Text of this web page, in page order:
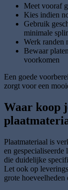
Meet vooraf
Kies indien
Gebruik
minimale
Werk randen
Bewaar
voorkomen
Een goede
zorgt voor een
Waar koop
Plaatmateriaal is
en
die duidelijke
Let ook op
grote hoeveelheden